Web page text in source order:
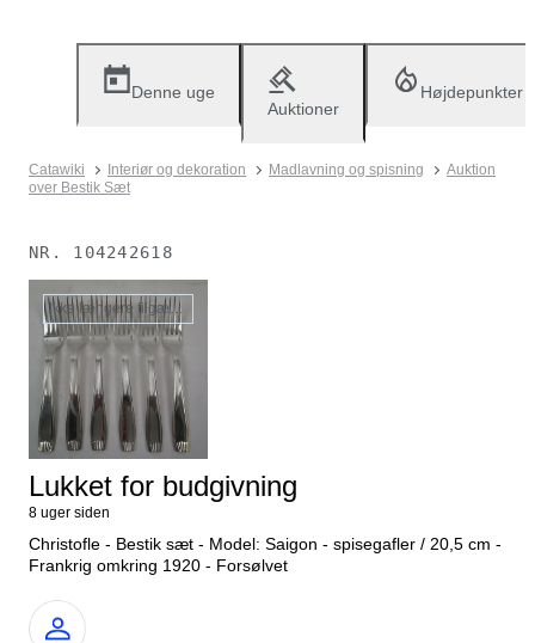
Denne uge
Auktioner
Højdepunkter
Catawiki Interiør og dekoration Madlavning og spisning
Auktion
over Bestik Sæt
NR. 104242618
Ikke længere tilgængelig
Lukket for budgivning
8 uger siden
Christofle - Bestik sæt - Model: Saigon - spisegafler / 20,5 cm -
Frankrig omkring 1920 - Forsølvet